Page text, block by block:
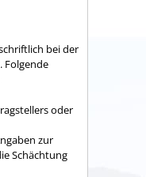
bei der
Folgende
oder
zur
Schächtung